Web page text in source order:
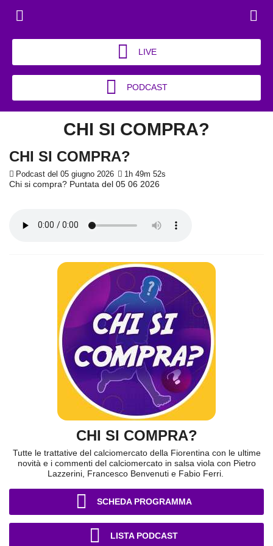
LIVE
PODCAST
CHI SI COMPRA?
CHI SI COMPRA?
Podcast del 05 giugno 2026 1h 49m 52s
Chi si compra? Puntata del 05 06 2026
CHI SI COMPRA?
Tutte le trattative del calciomercato della Fiorentina con le ultime
novità e i commenti del calciomercato in salsa viola con Pietro
Lazzerini, Francesco Benvenuti e Fabio Ferri.
SCHEDA PROGRAMMA
LISTA PODCAST